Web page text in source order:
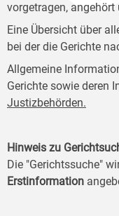
vorgetragen,
Eine Übersicht über
bei der die Gerichte
Allgemeine
Gerichte sowie deren
Justizbehörden.
Hinweis zu
Die "Gerichtssuche"
Erstinformation